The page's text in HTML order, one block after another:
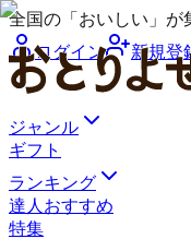
全国の「おいしい」が
ログイン
新規登
ジャンル
ギフト
ランキング
達人おすすめ
特集